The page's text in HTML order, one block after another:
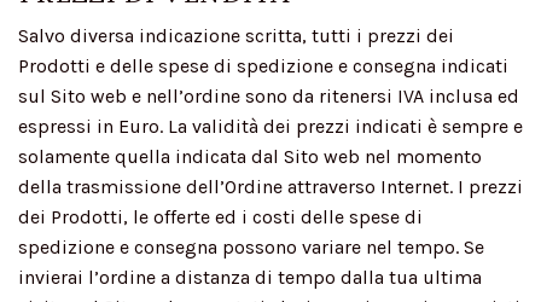
Salvo diversa indicazione scritta, tutti i prezzi dei
Prodotti e delle spese di spedizione e consegna indicati
sul Sito web e nell’ordine sono da ritenersi IVA inclusa ed
espressi in Euro. La validità dei prezzi indicati è sempre e
solamente quella indicata dal Sito web nel momento
della trasmissione dell’Ordine attraverso Internet. I prezzi
dei Prodotti, le offerte ed i costi delle spese di
spedizione e consegna possono variare nel tempo. Se
invierai l’ordine a distanza di tempo dalla tua ultima